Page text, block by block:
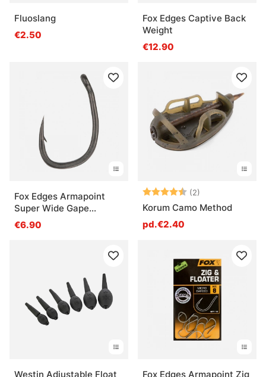
Fluoslang
€2.50
Fox Edges Captive Back
Weight
€12.90
Fox Edges Armapoint
Super Wide Gape
Inturned Eye (10-pack)
€6.90
Note: (2)
Korum Camo Method
pd.€2.40
Westin Adjustable Float Fox Edges Armapoint Zig